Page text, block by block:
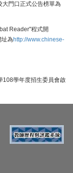
大門口正式公告榜單為
Reader"程式開
址為http://www.chinese-
108學年度招生委員會啟